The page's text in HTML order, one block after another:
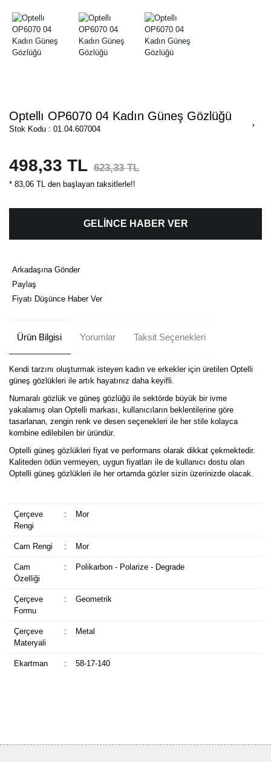
Optellı OP6070 04 Kadın Güneş Gözlüğü
Stok Kodu : 01.04.607004
498,33 TL 623,33 TL
* 83,06 TL den başlayan taksitlerle!!
GELİNCE HABER VER
Arkadaşına Gönder
Paylaş
Fiyatı Düşünce Haber Ver
Ürün Bilgisi Yorumlar Taksit Seçenekleri
Kendi tarzını oluşturmak isteyen kadın ve erkekler için üretilen Optelli
güneş gözlükleri ile artık hayatınız daha keyifli.
Numaralı gözlük ve güneş gözlüğü ile sektörde büyük bir ivme
yakalamış olan Optelli markası, kullanıcıların beklentilerine göre
tasarlanan, zengin renk ve desen seçenekleri ile her stile kolayca
kombine edilebilen bir üründür.
Optelli güneş gözlükleri fiyat ve performans olarak dikkat çekmektedir.
Kaliteden ödün vermeyen, uygun fiyatları ile de kullanıcı dostu olan
Optelli güneş gözlükleri ile her ortamda gözler sizin üzerinizde olacak.
Çerçeve
Rengi
: Mor
Cam Rengi : Mor
Cam
Özelliği
: Polikarbon - Polarize - Degrade
Çerçeve
Formu
: Geometrik
Çerçeve
Materyali
: Metal
Ekartman : 58-17-140